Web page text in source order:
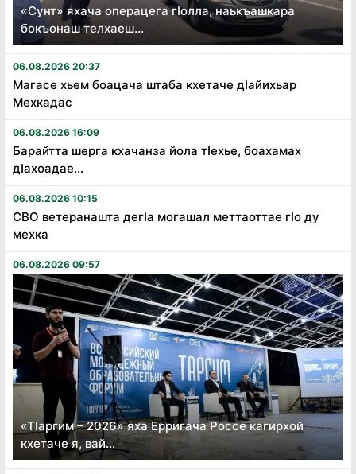
«Сунт» яхача операцега гӏолла, наькъашкара
бокъонаш телхаеш...
06.08.2026 20:37
Магасе хьем боацача штаба кхетаче дӏайихьар
Мехкадас
06.08.2026 16:09
Барайтта шерга кхачанза йола тӏехье, боахамах
дӏахоадае...
06.08.2026 10:15
СВО ветеранашта дегӏа могашал меттаоттае гӏо ду
мехка
06.08.2026 09:57
«Тӏаргим – 2026» яха Ерригача Россе кагирхой
кхетаче я, вай...